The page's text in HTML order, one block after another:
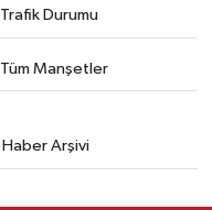
Trafik Durumu
Tüm Manşetler
Haber Arşivi